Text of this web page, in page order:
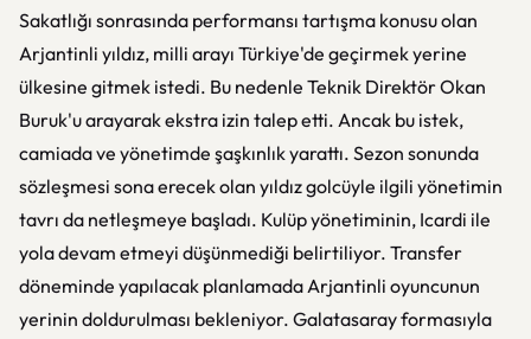
Sakatlığı sonrasında performansı tartışma konusu olan
Arjantinli yıldız, milli arayı Türkiye'de geçirmek yerine
ülkesine gitmek istedi. Bu nedenle Teknik Direktör Okan
Buruk'u arayarak ekstra izin talep etti. Ancak bu istek,
camiada ve yönetimde şaşkınlık yarattı. Sezon sonunda
sözleşmesi sona erecek olan yıldız golcüyle ilgili yönetimin
tavrı da netleşmeye başladı. Kulüp yönetiminin, Icardi ile
yola devam etmeyi düşünmediği belirtiliyor. Transfer
döneminde yapılacak planlamada Arjantinli oyuncunun
yerinin doldurulması bekleniyor. Galatasaray formasıyla